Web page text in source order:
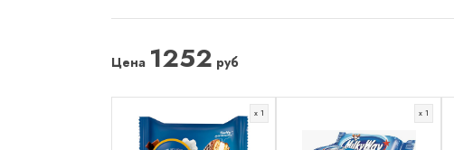
Цена 1252 руб
x 1 x 1